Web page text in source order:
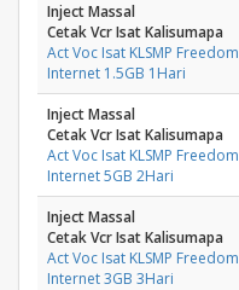
Inject Massal
Cetak Vcr Isat Kalisumapa
Act Voc Isat KLSMP Freedom
Internet 1.5GB 1Hari
Inject Massal
Cetak Vcr Isat Kalisumapa
Act Voc Isat KLSMP Freedom
Internet 5GB 2Hari
Inject Massal
Cetak Vcr Isat Kalisumapa
Act Voc Isat KLSMP Freedom
Internet 3GB 3Hari